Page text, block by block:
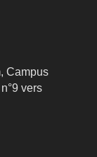
Campus
vers